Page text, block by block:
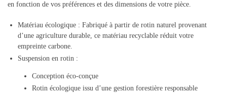
en fonction de vos préférences et des dimensions de votre pièce.
Matériau écologique : Fabriqué à partir de rotin naturel provenant
d’une agriculture durable, ce matériau recyclable réduit votre
empreinte carbone.
Suspension en rotin :
Conception éco-conçue
Rotin écologique issu d’une gestion forestière responsable